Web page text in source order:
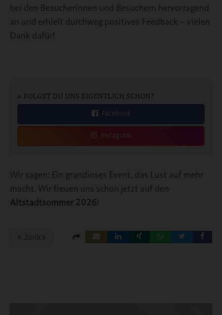
bei den Besucherinnen und Besuchern hervorragend
an und erhielt durchweg positives Feedback – vielen
Dank dafür!
» FOLGST DU UNS EIGENTLICH SCHON?
Facebook
Instagram
Wir sagen: Ein grandioses Event, das Lust auf mehr
macht. Wir freuen uns schon jetzt auf den
Altstadtsommer 2026!
Zurück